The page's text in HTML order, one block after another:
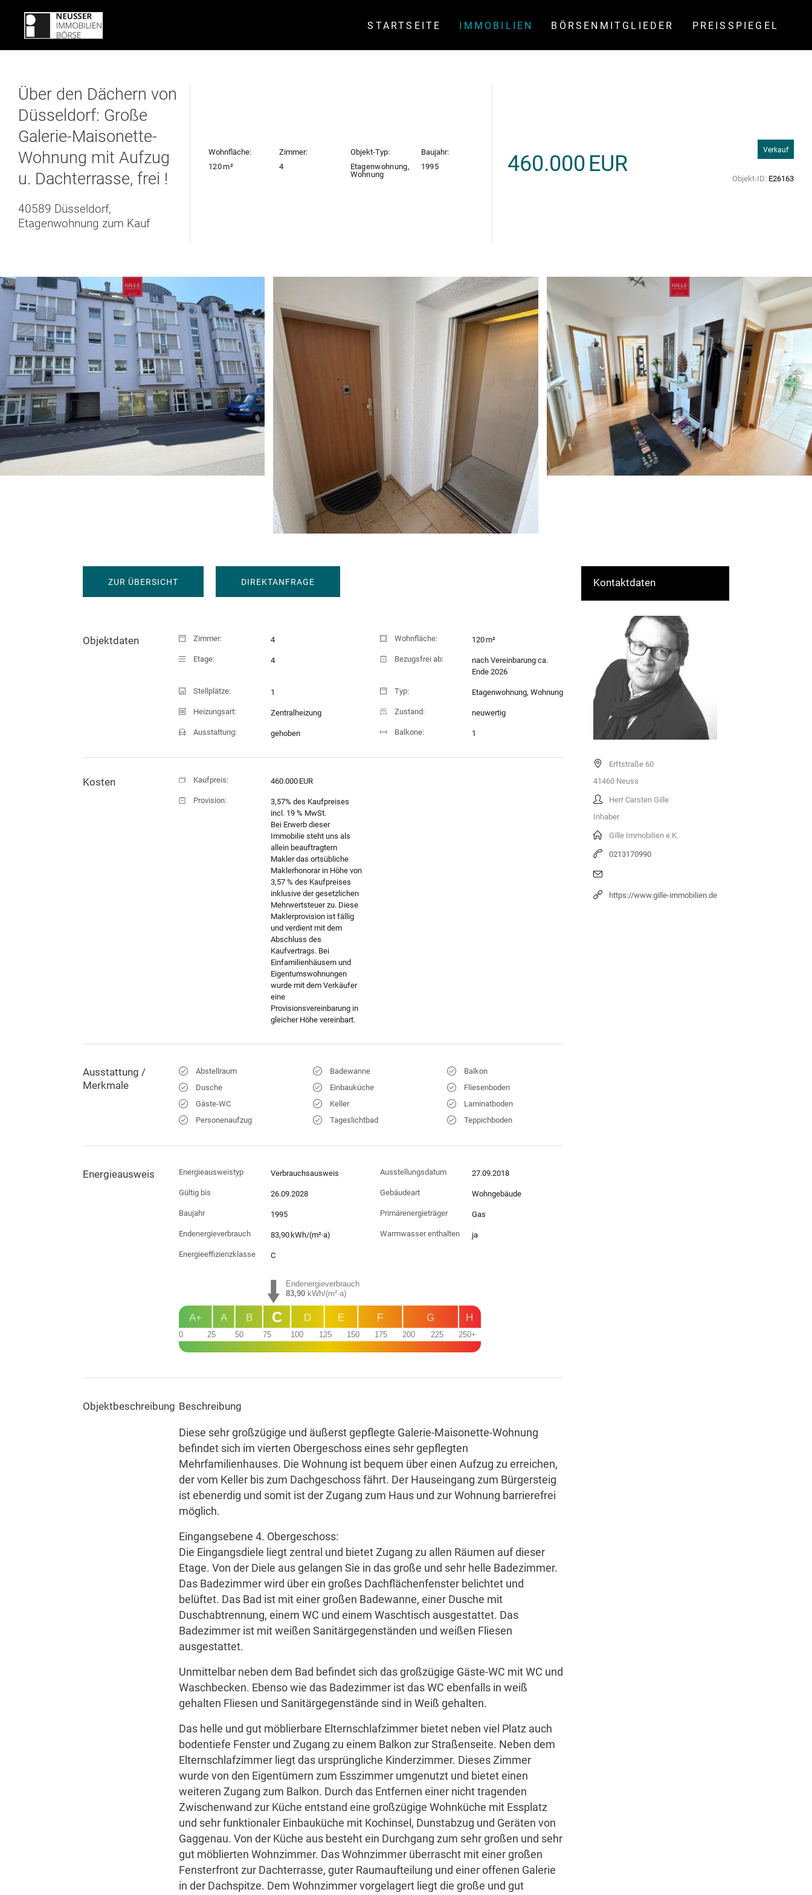
STARTSEITE IMMOBILIEN BÖRSENMITGLIEDER PREISSPIEGEL
Über den Dächern von
Düsseldorf: Große
Galerie-Maisonette-
Wohnung mit Aufzug
u. Dachterrasse, frei !
40589 Düsseldorf,
Etagenwohnung zum Kauf
Wohnfläche:
120 m²
Zimmer:
4
Objekt-Typ:
Etagenwohnung,
Wohnung
Baujahr:
1995
460.000 EUR
Verkauf
Objekt-ID: E26163
ZUR ÜBERSICHT DIREKTANFRAGE
Objektdaten Zimmer: 4 Wohnfläche: 120 m²
Etage: 4 Bezugsfrei ab:
nach Vereinbarung ca.
Ende 2026
Stellplätze: 1 Typ: Etagenwohnung, Wohnung
Heizungsart: Zentralheizung Zustand: neuwertig
Ausstattung: gehoben Balkone: 1
Kosten Kaufpreis: 460.000 EUR
Provision:
3,57% des Kaufpreises
incl. 19 % MwSt.
Bei Erwerb dieser
Immobilie steht uns als
allein beauftragtem
Makler das ortsübliche
Maklerhonorar in Höhe von
3,57 % des Kaufpreises
inklusive der gesetzlichen
Mehrwertsteuer zu. Diese
Maklerprovision ist fällig
und verdient mit dem
Abschluss des
Kaufvertrags. Bei
Einfamilienhäusern und
Eigentumswohnungen
wurde mit dem Verkäufer
eine
Provisionsvereinbarung in
gleicher Höhe vereinbart.
Ausstattung /
Merkmale
Abstellraum Badewanne
Balkon
Dusche
Einbauküche
Fliesenboden
Gäste-WC
Keller
Laminatboden
Personenaufzug
Tageslichtbad Teppichboden
Energieausweis Energieausweistyp Verbrauchs­ausweis Ausstellungsdatum 27.09.2018
Gültig bis 26.09.2028 Gebäudeart Wohngebäude
Baujahr 1995 Primärenergieträger Gas
Endenergie­verbrauch 83,90 kWh/(m²·a) Warmwasser enthalten ja
Energie­effizienz­klasse C
0 25 50 75 100 125 150 175 200 225 250+
H
G
F
E
D
B
A
A+ C
Endenergieverbrauch
83,90 kWh/(m²·a)
Objekt­beschreibung Beschreibung
Diese sehr großzügige und äußerst gepflegte Galerie-Maisonette-Wohnung
befindet sich im vierten Obergeschoss eines sehr gepflegten
Mehrfamilienhauses. Die Wohnung ist bequem über einen Aufzug zu erreichen,
der vom Keller bis zum Dachgeschoss fährt. Der Hauseingang zum Bürgersteig
ist ebenerdig und somit ist der Zugang zum Haus und zur Wohnung barrierefrei
möglich.
Eingangsebene 4. Obergeschoss:
Die Eingangsdiele liegt zentral und bietet Zugang zu allen Räumen auf dieser
Etage. Von der Diele aus gelangen Sie in das große und sehr helle Badezimmer.
Das Badezimmer wird über ein großes Dachflächenfenster belichtet und
belüftet. Das Bad ist mit einer großen Badewanne, einer Dusche mit
Duschabtrennung, einem WC und einem Waschtisch ausgestattet. Das
Badezimmer ist mit weißen Sanitärgegenständen und weißen Fliesen
ausgestattet.
Unmittelbar neben dem Bad befindet sich das großzügige Gäste-WC mit WC und
Waschbecken. Ebenso wie das Badezimmer ist das WC ebenfalls in weiß
gehalten Fliesen und Sanitärgegenstände sind in Weiß gehalten.
Das helle und gut möblierbare Elternschlafzimmer bietet neben viel Platz auch
bodentiefe Fenster und Zugang zu einem Balkon zur Straßenseite. Neben dem
Elternschlafzimmer liegt das ursprüngliche Kinderzimmer. Dieses Zimmer
wurde von den Eigentümern zum Esszimmer umgenutzt und bietet einen
weiteren Zugang zum Balkon. Durch das Entfernen einer nicht tragenden
Zwischenwand zur Küche entstand eine großzügige Wohnküche mit Essplatz
und sehr funktionaler Einbauküche mit Kochinsel, Dunstabzug und Geräten von
Gaggenau. Von der Küche aus besteht ein Durchgang zum sehr großen und sehr
gut möblierten Wohnzimmer. Das Wohnzimmer überrascht mit einer großen
Fensterfront zur Dachterrasse, guter Raumaufteilung und einer offenen Galerie
in der Dachspitze. Dem Wohnzimmer vorgelagert liegt die große und gut
Kontaktdaten
Erftstraße 60
41460 Neuss
Herr Carsten Gille
Inhaber
Gille Immobilien e.K.
0213170990
https://www.gille-immobilien.de